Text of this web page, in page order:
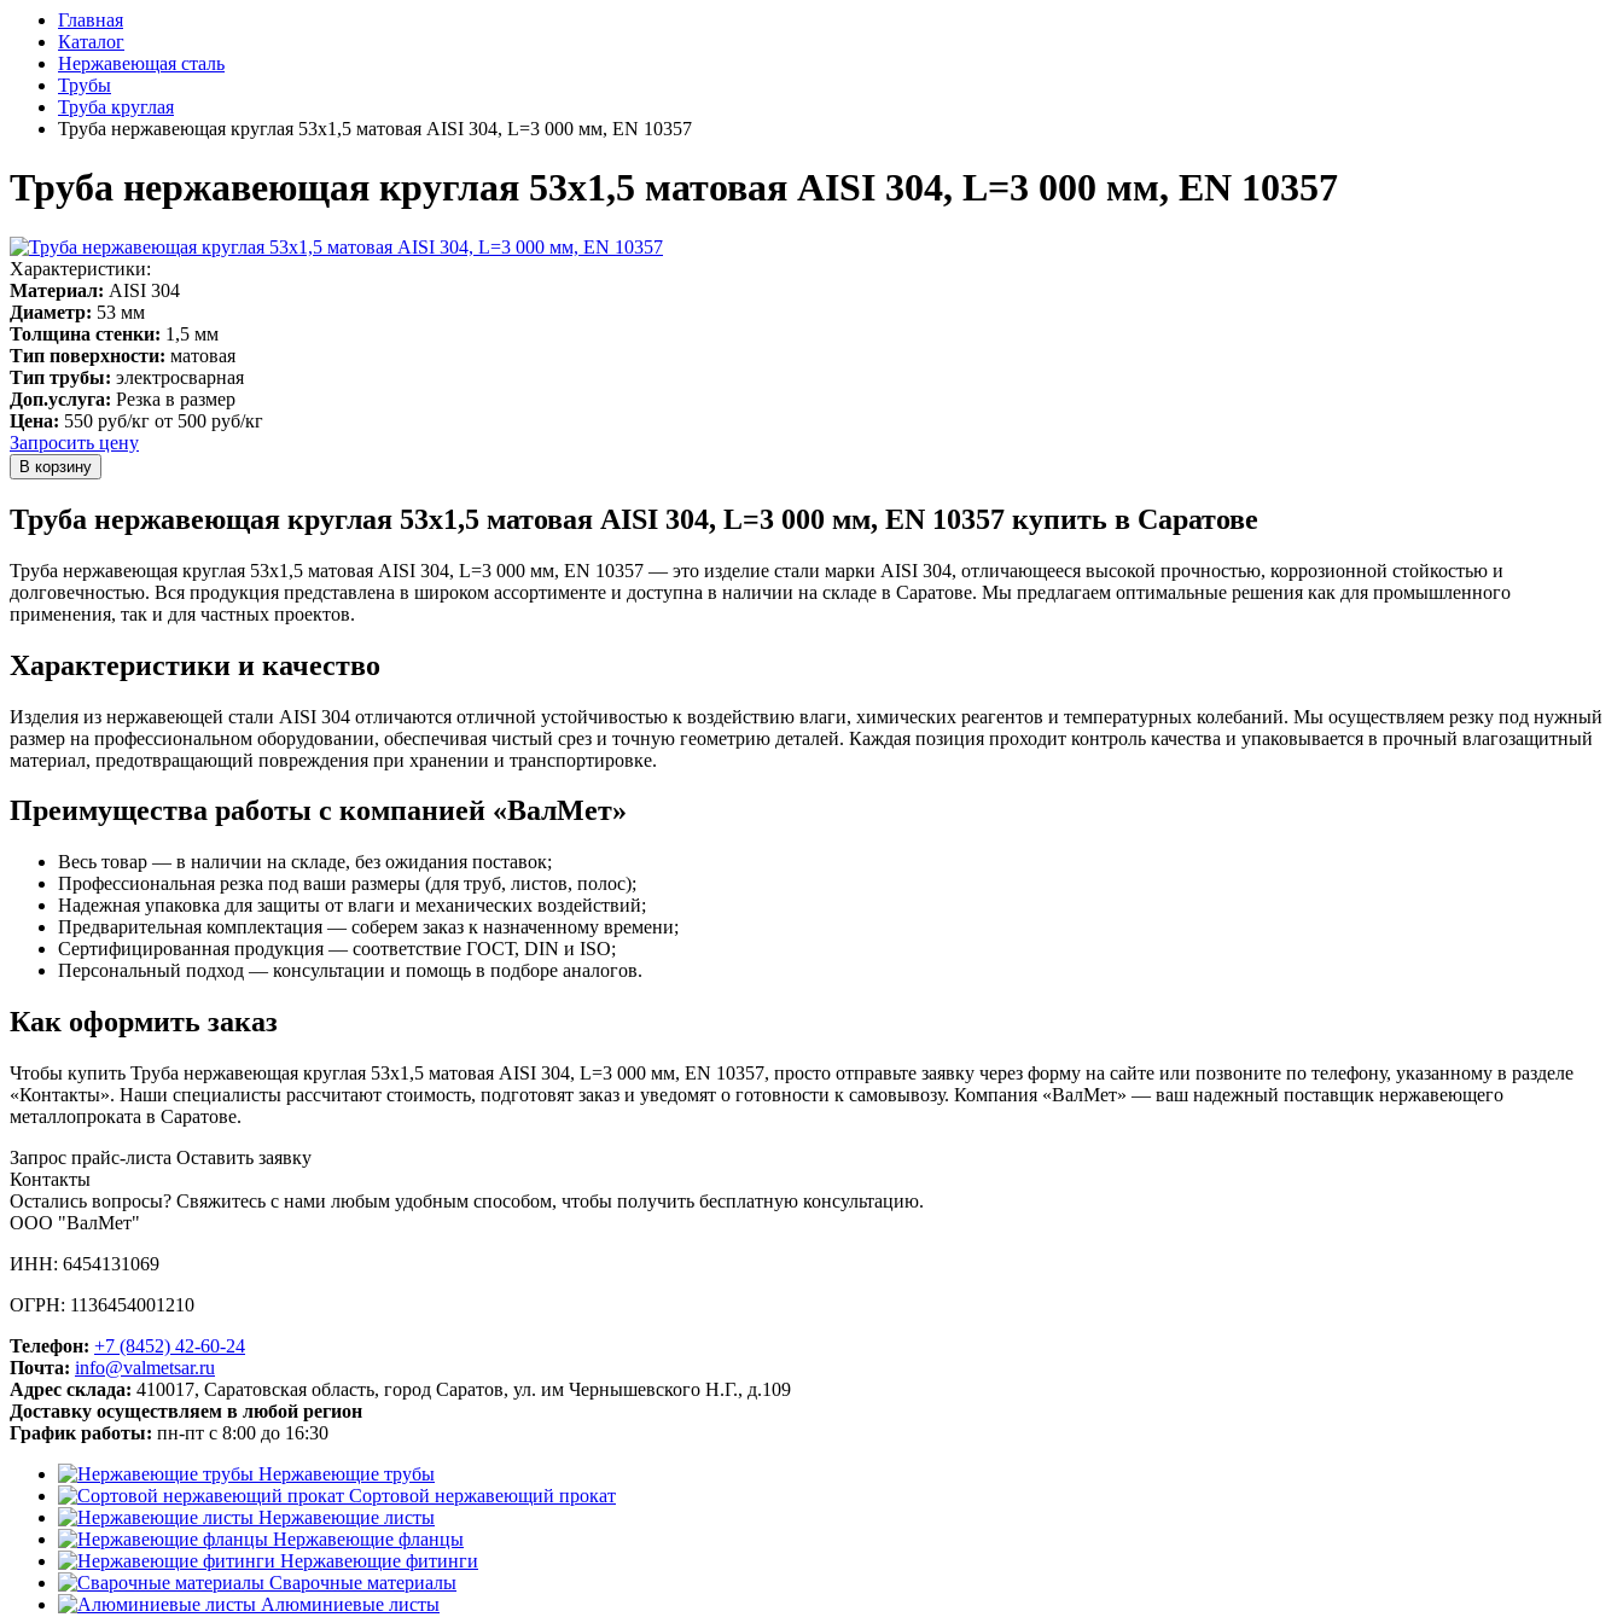
Главная
Каталог
Нержавеющая сталь
Трубы
Труба круглая
Труба нержавеющая круглая 53х1,5 матовая AISI 304, L=3 000 мм, EN 10357
Труба нержавеющая круглая 53х1,5 матовая AISI 304, L=3 000 мм, EN 10357
Характеристики:
Материал: AISI 304
Диаметр: 53 мм
Толщина стенки: 1,5 мм
Тип поверхности: матовая
Тип трубы: электросварная
Доп.услуга: Резка в размер
Цена: 550 руб/кг от 500 руб/кг
Запросить цену
Труба нержавеющая круглая 53х1,5 матовая AISI 304, L=3 000 мм, EN 10357 купить в Саратове
Труба нержавеющая круглая 53х1,5 матовая AISI 304, L=3 000 мм, EN 10357 — это изделие стали марки AISI 304, отличающееся высокой прочностью, коррозионной стойкостью и
долговечностью. Вся продукция представлена в широком ассортименте и доступна в наличии на складе в Саратове. Мы предлагаем оптимальные решения как для промышленного
применения, так и для частных проектов.
Характеристики и качество
Изделия из нержавеющей стали AISI 304 отличаются отличной устойчивостью к воздействию влаги, химических реагентов и температурных колебаний. Мы осуществляем резку под нужный
размер на профессиональном оборудовании, обеспечивая чистый срез и точную геометрию деталей. Каждая позиция проходит контроль качества и упаковывается в прочный влагозащитный
материал, предотвращающий повреждения при хранении и транспортировке.
Преимущества работы с компанией «ВалМет»
Весь товар — в наличии на складе, без ожидания поставок;
Профессиональная резка под ваши размеры (для труб, листов, полос);
Надежная упаковка для защиты от влаги и механических воздействий;
Предварительная комплектация — соберем заказ к назначенному времени;
Сертифицированная продукция — соответствие ГОСТ, DIN и ISO;
Персональный подход — консультации и помощь в подборе аналогов.
Как оформить заказ
Чтобы купить Труба нержавеющая круглая 53х1,5 матовая AISI 304, L=3 000 мм, EN 10357, просто отправьте заявку через форму на сайте или позвоните по телефону, указанному в разделе
«Контакты». Наши специалисты рассчитают стоимость, подготовят заказ и уведомят о готовности к самовывозу. Компания «ВалМет» — ваш надежный поставщик нержавеющего
металлопроката в Саратове.
Запрос прайс-листа Оставить заявку
Контакты
Остались вопросы? Свяжитесь с нами любым удобным способом, чтобы получить бесплатную консультацию.
ООО "ВалМет"
ИНН: 6454131069
ОГРН: 1136454001210
Телефон: +7 (8452) 42-60-24
Почта: info@valmetsar.ru
Адрес склада: 410017, Саратовская область, город Саратов, ул. им Чернышевского Н.Г., д.109
Доставку осуществляем в любой регион
График работы: пн-пт с 8:00 до 16:30
Нержавеющие трубы
Сортовой нержавеющий прокат
Нержавеющие листы
Нержавеющие фланцы
Нержавеющие фитинги
Сварочные материалы
Алюминиевые листы